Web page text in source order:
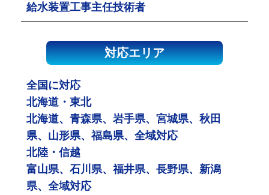
給水装置工事主任技術者
対応エリア
全国に対応
北海道・東北
北海道、青森県、岩手県、宮城県、秋田
県、山形県、福島県、全域対応
北陸・信越
富山県、石川県、福井県、長野県、新潟
県、全域対応